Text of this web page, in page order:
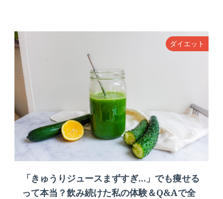
ダイエット
「きゅうりジュースまずすぎ…」でも痩せる
って本当？飲み続けた私の体験＆Q&Aで全